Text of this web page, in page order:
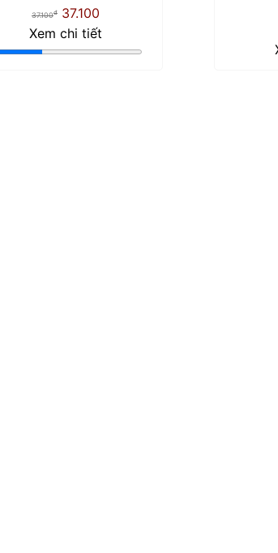
37.100đ
37.100
Xem chi tiết